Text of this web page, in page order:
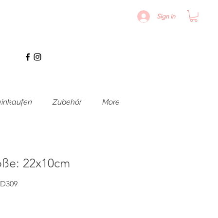
Sign in
Zubehör More
22x10cm